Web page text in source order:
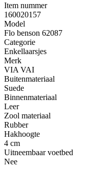
Item nummer
160020157
Model
Flo benson 62087
Categorie
Enkellaarsjes
Merk
VIA VAI
Buitenmateriaal
Suede
Binnenmateriaal
Leer
Zool materiaal
Rubber
Hakhoogte
4 cm
Uitneembaar voetbed
Nee